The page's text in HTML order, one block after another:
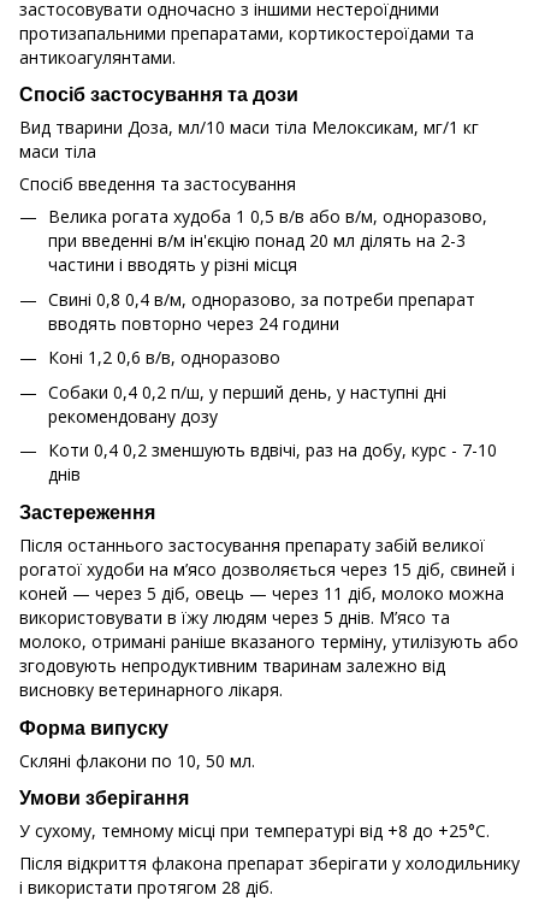
застосовувати одночасно з іншими нестероїдними
протизапальними препаратами, кортикостероїдами та
антикоагулянтами.
Спосіб застосування та дози
Вид тварини Доза, мл/10 маси тіла Мелоксикам, мг/1 кг
маси тіла
Спосіб введення та застосування
Велика рогата худоба 1 0,5 в/в або в/м, одноразово,
при введенні в/м ін'єкцію понад 20 мл ділять на 2-3
частини і вводять у різні місця
Свині 0,8 0,4 в/м, одноразово, за потреби препарат
вводять повторно через 24 години
Коні 1,2 0,6 в/в, одноразово
Собаки 0,4 0,2 п/ш, у перший день, у наступні дні
рекомендовану дозу
Коти 0,4 0,2 зменшують вдвічі, раз на добу, курс - 7-10
днів
Застереження
Після останнього застосування препарату забій великої
рогатої худоби на м’ясо дозволяється через 15 діб, свиней і
коней — через 5 діб, овець — через 11 діб, молоко можна
використовувати в їжу людям через 5 днів. М’ясо та
молоко, отримані раніше вказаного терміну, утилізують або
згодовують непродуктивним тваринам залежно від
висновку ветеринарного лікаря.
Форма випуску
Скляні флакони по 10, 50 мл.
Умови зберігання
У сухому, темному місці при температурі від +8 до +25°С.
Після відкриття флакона препарат зберігати у холодильнику
і використати протягом 28 діб.